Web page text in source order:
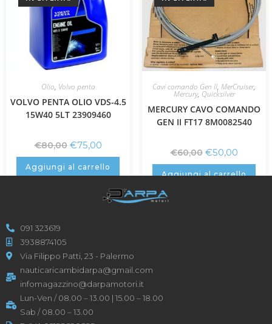
Olio, Volvo penta
VOLVO PENTA OLIO VDS-4.5
15W40 5LT 23909460
€80,00 €75,00
Aggiungi al carrello
Cavi comando Gen II, MerCruiser,
Mercury, Quicksilver
MERCURY CAVO COMANDO
GEN II FT17 8M0082540
€60,00 €50,00
Aggiungi al carrello
091 323619
3938874105
Via Filippo Patti, 23 - Palermo
nauticaricambidarpa@gmail.com
infomagazzino@darpamotori.it
Lun-Ven / 08.00 – 13.00 | 15.00 – 18.00
Sab / 08.00 – 13.00